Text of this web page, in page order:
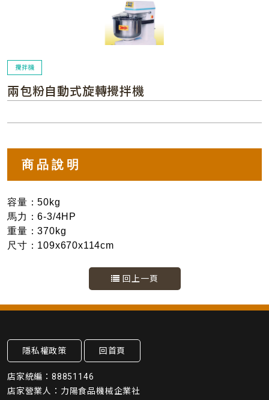
攪拌機
兩包粉自動式旋轉攪拌機
商品說明
容量：50kg
馬力：6-3/4HP
重量：370kg
尺寸：109x670x114cm
回上一頁
隱私權政策 回首頁
店家統編：88851146
店家營業人：力陽食品機械企業社